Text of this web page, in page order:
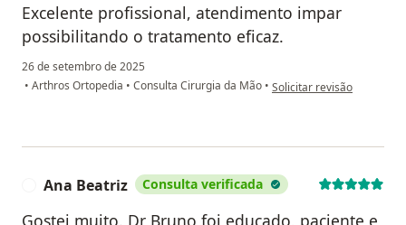
Excelente profissional, atendimento impar
possibilitando o tratamento eficaz.
26 de setembro de 2025
• Arthros Ortopedia • Consulta Cirurgia da Mão • na opinião do utilizador
Solicitar revisão
Ana Beatriz Consulta verificada
Gostei muito. Dr Bruno foi educado, paciente e